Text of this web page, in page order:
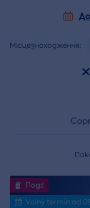
Місцезнаходження:
Події
Volný termín od